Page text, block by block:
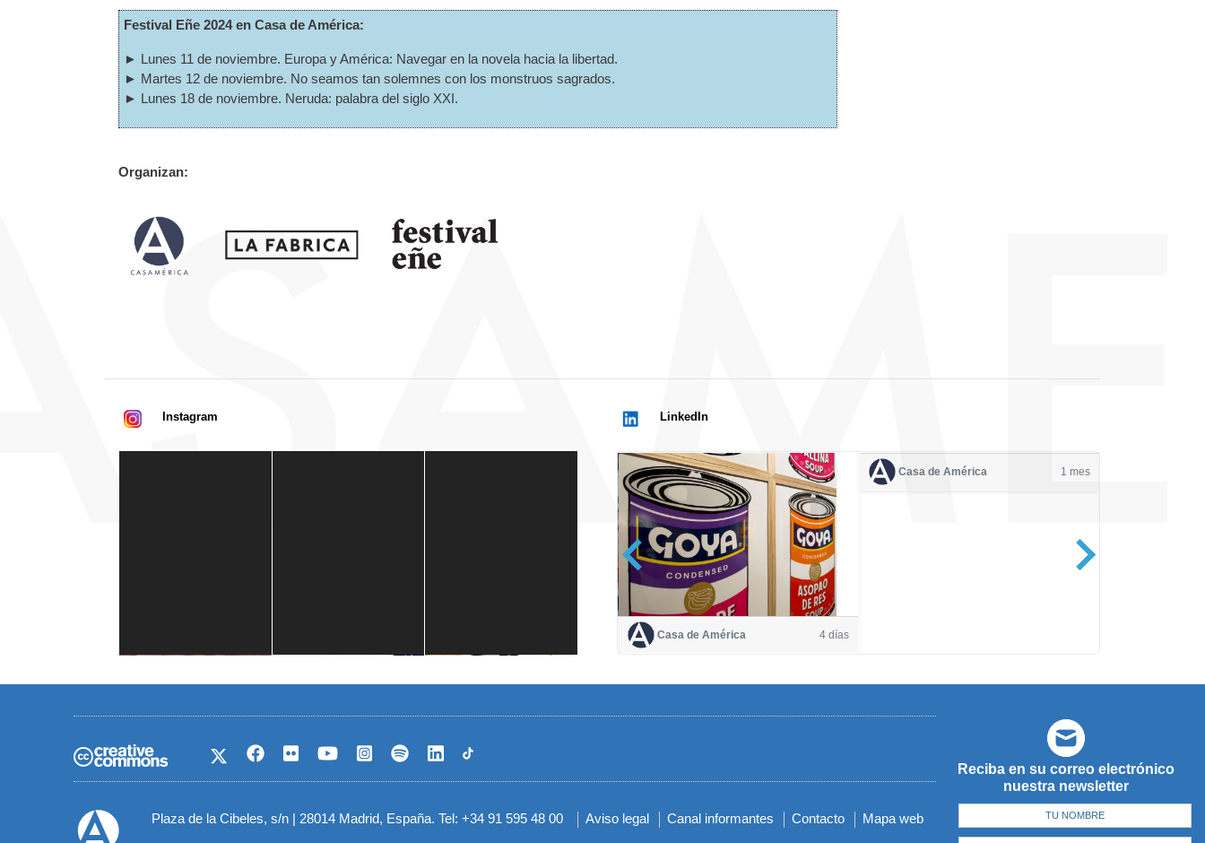
Festival Eñe 2024 en Casa de América:
► Lunes 11 de noviembre. Europa y América: Navegar en la novela hacia la libertad.
► Martes 12 de noviembre. No seamos tan solemnes con los monstruos sagrados.
► Lunes 18 de noviembre. Neruda: palabra del siglo XXI.
Organizan:
Instagram LinkedIn
Casa de América 4 días
Casa de América 1 mes
Reciba en su correo electrónico
nuestra newsletter
Plaza de la Cibeles, s/n | 28014 Madrid, España. Tel: +34 91 595 48 00 Menú
Aviso legal Canal informantes Contacto Mapa web